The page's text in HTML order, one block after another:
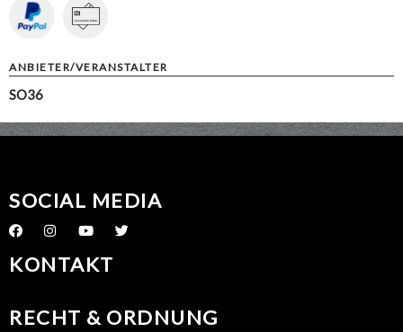
ANBIETER/VERANSTALTER
SO36
SOCIAL MEDIA
KONTAKT
RECHT & ORDNUNG